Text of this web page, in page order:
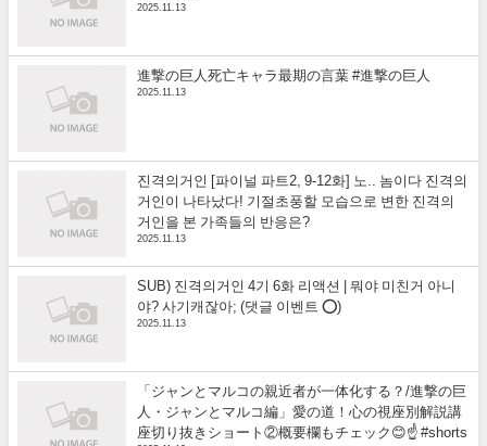
2025.11.13
進撃の巨人死亡キャラ最期の言葉 #進撃の巨人
2025.11.13
진격의거인 [파이널 파트2, 9-12화] 노.. 놈이다 진격의
거인이 나타났다! 기절초풍할 모습으로 변한 진격의
거인을 본 가족들의 반응은?
2025.11.13
SUB) 진격의거인 4기 6화 리액션 | 뭐야 미친거 아니
야? 사기캐잖아; (댓글 이벤트 ⭕)
2025.11.13
「ジャンとマルコの親近者が一体化する？/進撃の巨
人・ジャンとマルコ編」愛の道！心の視座別解説講
座切り抜きショート②概要欄もチェック😊☝️ #shorts